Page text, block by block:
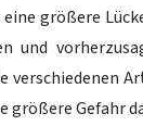
größere
und
größere Gefahr